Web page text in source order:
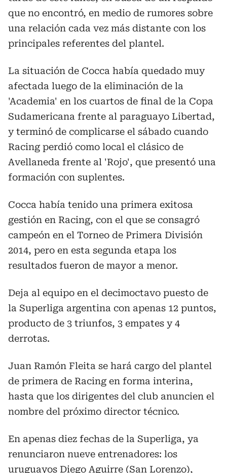
que no encontró, en medio de rumores sobre
una relación cada vez más distante con los
principales referentes del plantel.
La situación de Cocca había quedado muy
afectada luego de la eliminación de la
'Academia' en los cuartos de final de la Copa
Sudamericana frente al paraguayo Libertad,
y terminó de complicarse el sábado cuando
Racing perdió como local el clásico de
Avellaneda frente al 'Rojo', que presentó una
formación con suplentes.
Cocca había tenido una primera exitosa
gestión en Racing, con el que se consagró
campeón en el Torneo de Primera División
2014, pero en esta segunda etapa los
resultados fueron de mayor a menor.
Deja al equipo en el decimoctavo puesto de
la Superliga argentina con apenas 12 puntos,
producto de 3 triunfos, 3 empates y 4
derrotas.
Juan Ramón Fleita se hará cargo del plantel
de primera de Racing en forma interina,
hasta que los dirigentes del club anuncien el
nombre del próximo director técnico.
En apenas diez fechas de la Superliga, ya
renunciaron nueve entrenadores: los
uruguayos Diego Aguirre (San Lorenzo),